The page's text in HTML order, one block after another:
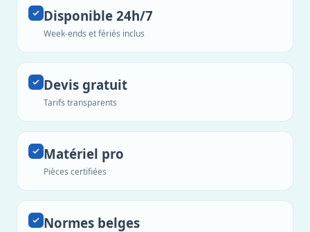
Disponible 24h/7
Week-ends et fériés inclus
Devis gratuit
Tarifs transparents
Matériel pro
Pièces certifiées
Normes belges